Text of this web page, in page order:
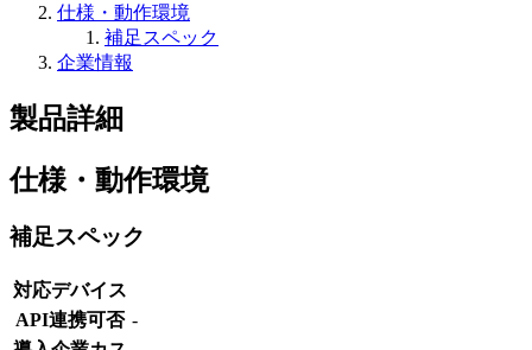
仕様・動作環境
補足スペック
企業情報
製品詳細
仕様・動作環境
補足スペック
対応デバイス
API連携可否 -